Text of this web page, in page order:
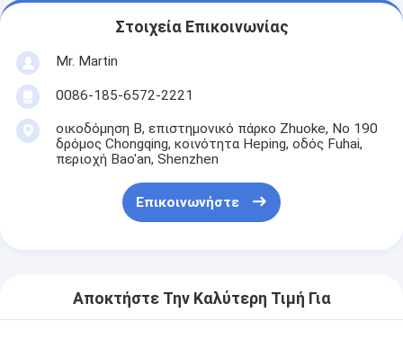
Στοιχεία Επικοινωνίας
Mr. Martin
0086-185-6572-2221
οικοδόμηση Β, επιστημονικό πάρκο Zhuoke, Νο 190
δρόμος Chongqing, κοινότητα Heping, οδός Fuhai,
περιοχή Bao'an, Shenzhen
Επικοινωνήστε
Αποκτήστε Την Καλύτερη Τιμή Για